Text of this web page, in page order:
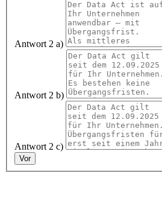
Antwort 2 a)
Antwort 2 b)
Antwort 2 c)
Vor